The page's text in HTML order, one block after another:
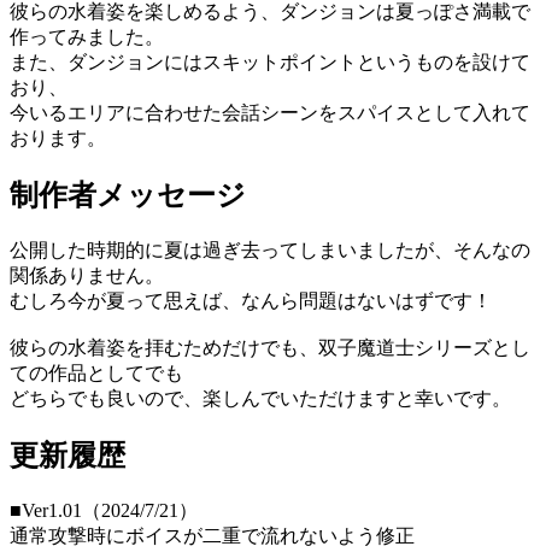
彼らの水着姿を楽しめるよう、ダンジョンは夏っぽさ満載で
作ってみました。
また、ダンジョンにはスキットポイントというものを設けて
おり、
今いるエリアに合わせた会話シーンをスパイスとして入れて
おります。
制作者メッセージ
公開した時期的に夏は過ぎ去ってしまいましたが、そんなの
関係ありません。
むしろ今が夏って思えば、なんら問題はないはずです！
彼らの水着姿を拝むためだけでも、双子魔道士シリーズとし
ての作品としてでも
どちらでも良いので、楽しんでいただけますと幸いです。
更新履歴
■Ver1.01（2024/7/21）
通常攻撃時にボイスが二重で流れないよう修正